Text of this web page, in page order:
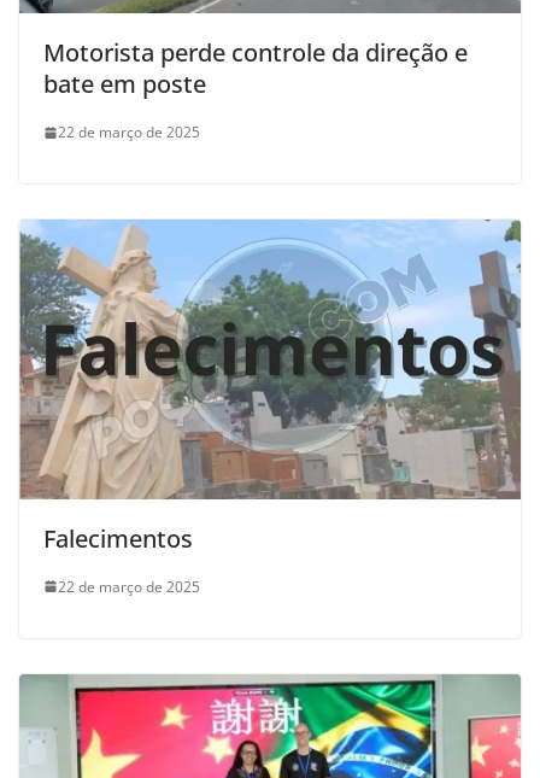
Motorista perde controle da direção e
bate em poste
22 de março de 2025
Falecimentos
22 de março de 2025